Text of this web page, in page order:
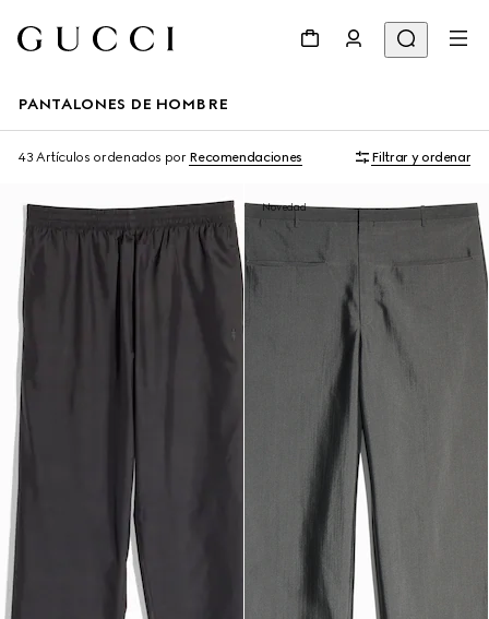
PANTALONES DE HOMBRE
43 Artículos ordenados por Recomendaciones Filtrar y ordenar
Novedad